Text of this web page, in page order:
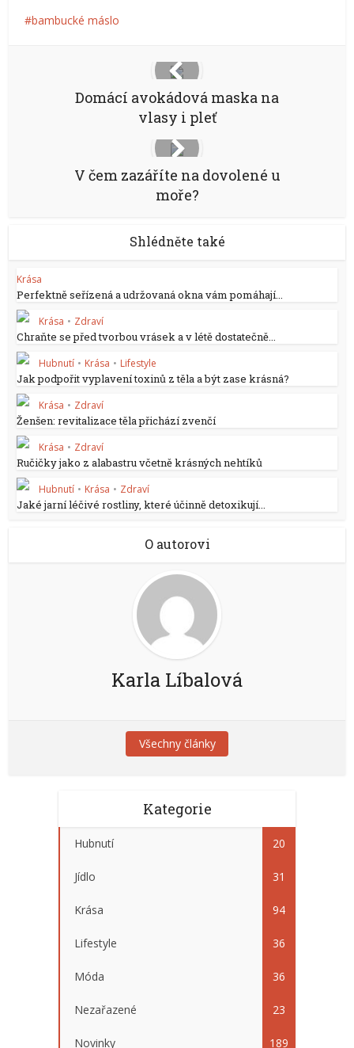
bambucké máslo
Domácí avokádová maska na
vlasy i pleť
V čem zazáříte na dovolené u
moře?
Shlédněte také
Krása
Perfektně seřízená a udržovaná okna vám pomáhají...
Krása • Zdraví
Chraňte se před tvorbou vrásek a v létě dostatečně...
Hubnutí • Krása • Lifestyle
Jak podpořit vyplavení toxinů z těla a být zase krásná?
Krása • Zdraví
Ženšen: revitalizace těla přichází zvenčí
Krása • Zdraví
Ručičky jako z alabastru včetně krásných nehtíků
Hubnutí • Krása • Zdraví
Jaké jarní léčivé rostliny, které účinně detoxikují...
O autorovi
Karla Líbalová
Všechny články
Kategorie
Hubnutí 20
Jídlo 31
Krása 94
Lifestyle 36
Móda 36
Nezařazené 23
Novinky 189